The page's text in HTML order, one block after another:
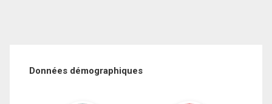
Données démographiques